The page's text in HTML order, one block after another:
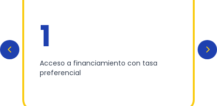
1
Acceso a financiamiento con tasa
preferencial